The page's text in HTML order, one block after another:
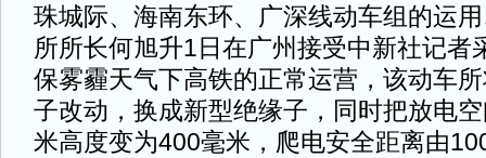
珠城际、海南东环、广深线动车组的运
所所长何旭升1日在广州接受中新社记者
保雾霾天气下高铁的正常运营，该动车
子改动，换成新型绝缘子，同时把放电
米高度变为400毫米，爬电安全距离由